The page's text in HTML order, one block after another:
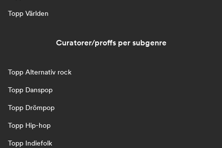
Topp Världen
Curatorer/proffs per subgenre
Topp Alternativ rock
Topp Danspop
Topp Drömpop
Topp Hip-hop
Topp Indiefolk